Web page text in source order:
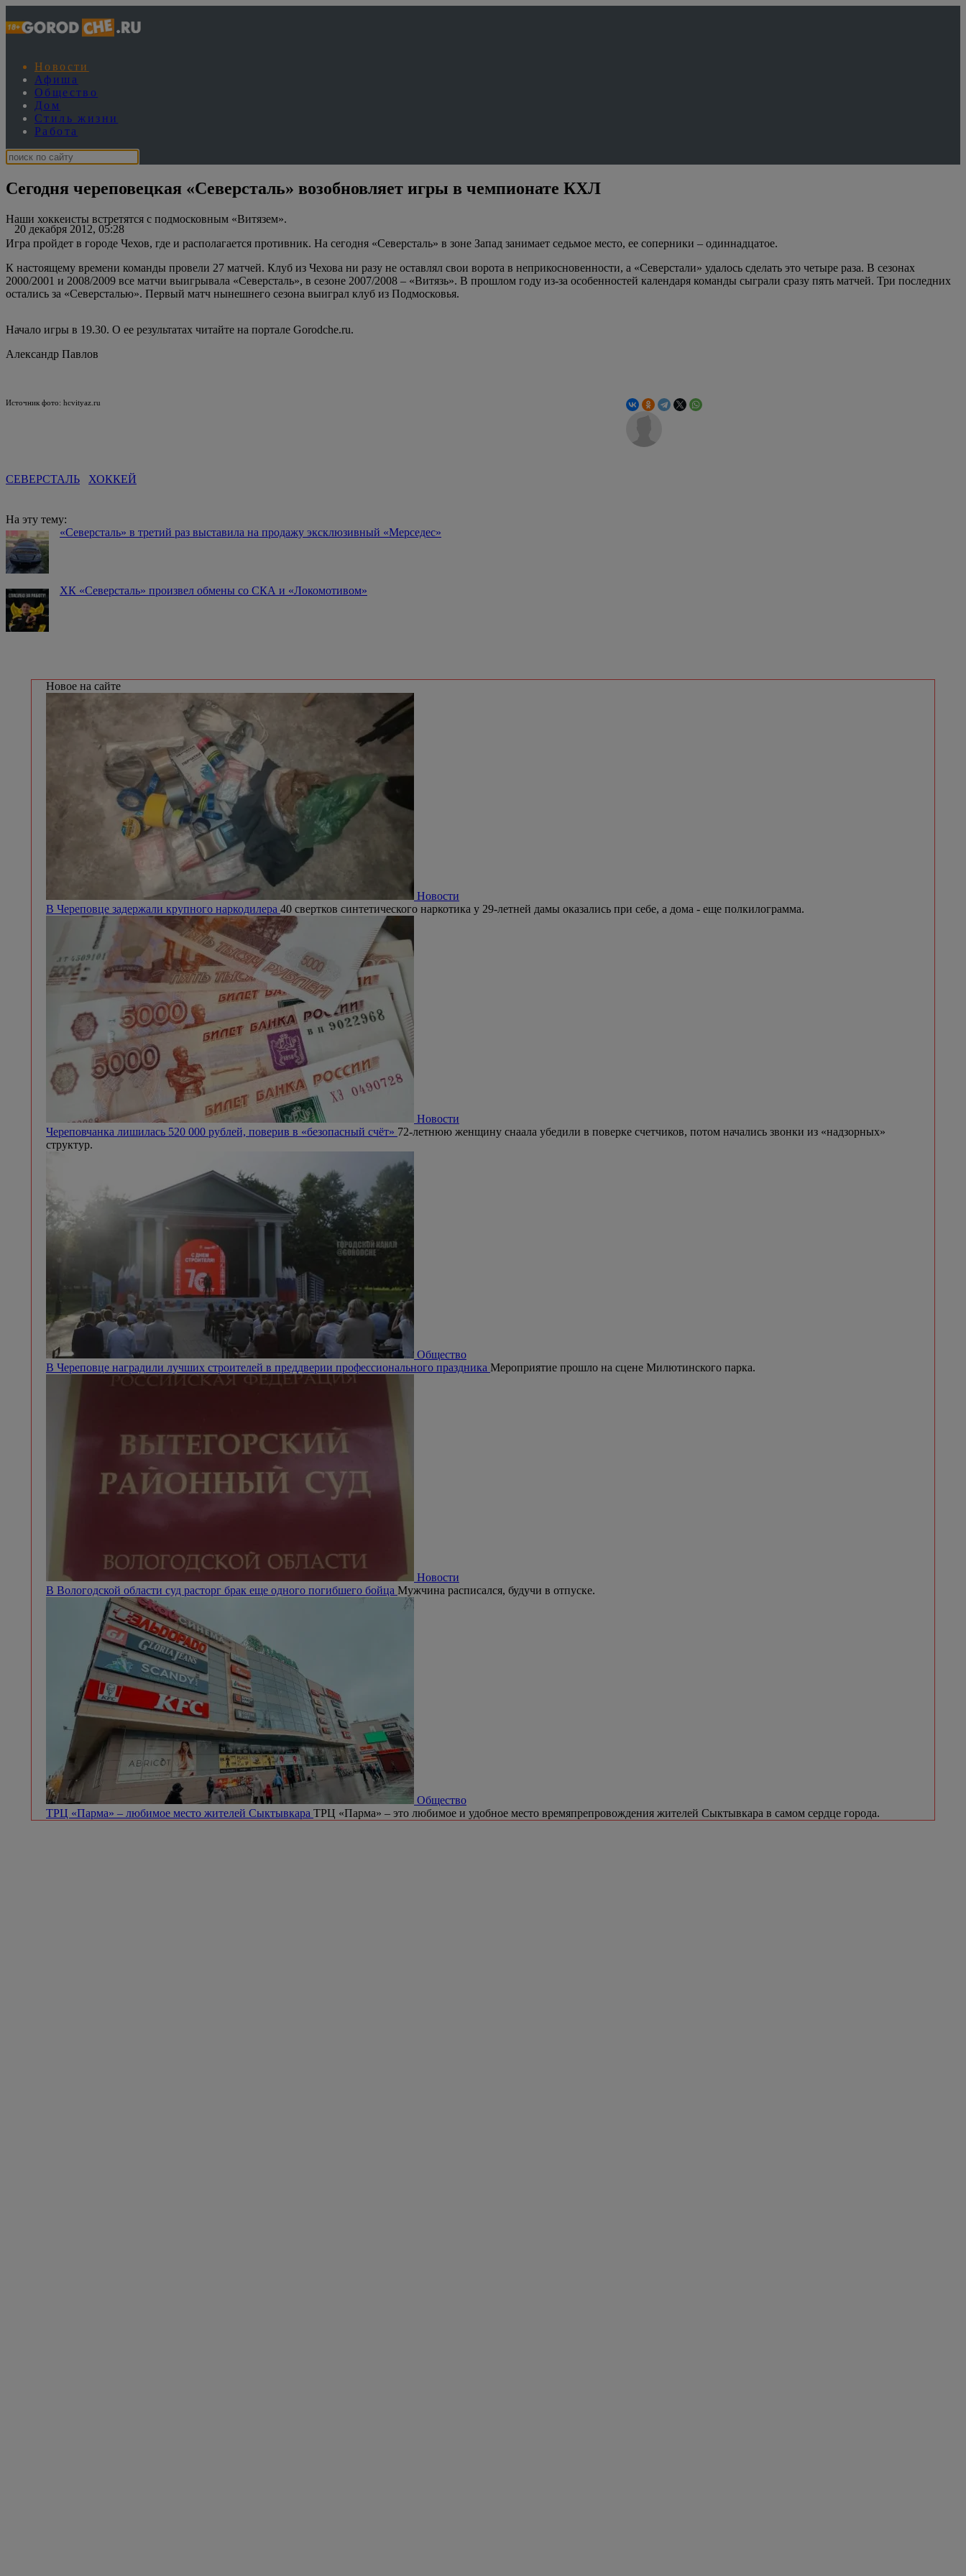
Новости
Афиша
Общество
Дом
Стиль жизни
Работа
Сегодня череповецкая «Северсталь» возобновляет игры в чемпионате КХЛ
20 декабря 2012, 05:28
Наши хоккеисты встретятся с подмосковным «Витязем».
Игра пройдет в городе Чехов, где и располагается противник. На сегодня «Северсталь» в зоне Запад занимает седьмое место, ее соперники – одиннадцатое.
К настоящему времени команды провели 27 матчей. Клуб из Чехова ни разу не оставлял свои ворота в неприкосновенности, а «Северстали» удалось сделать это четыре раза. В сезонах
2000/2001 и 2008/2009 все матчи выигрывала «Северсталь», в сезоне 2007/2008 – «Витязь». В прошлом году из-за особенностей календаря команды сыграли сразу пять матчей. Три последних
остались за «Северсталью». Первый матч нынешнего сезона выиграл клуб из Подмосковья.
Начало игры в 19.30. О ее результатах читайте на портале Gorodche.ru.
Александр Павлов
Источник фото: hcvityaz.ru
СЕВЕРСТАЛЬ ХОККЕЙ
На эту тему:
«Северсталь» в третий раз выставила на продажу эксклюзивный «Мерседес»
️ХК «Северсталь» произвел обмены со СКА и «Локомотивом»
Новое на сайте
Новости
В Череповце задержали крупного наркодилера 40 свертков синтетического наркотика у 29-летней дамы оказались при себе, а дома - еще полкилограмма.
Новости
Череповчанка лишилась 520 000 рублей, поверив в «безопасный счёт» 72-летнюю женщину снаала убедили в поверке счетчиков, потом начались звонки из «надзорных»
структур.
Общество
В Череповце наградили лучших строителей в преддверии профессионального праздника Мероприятие прошло на сцене Милютинского парка.
Новости
В Вологодской области суд расторг брак еще одного погибшего бойца Мужчина расписался, будучи в отпуске.
Общество
ТРЦ «Парма» – любимое место жителей Сыктывкара ТРЦ «Парма» – это любимое и удобное место времяпрепровождения жителей Сыктывкара в самом сердце города.